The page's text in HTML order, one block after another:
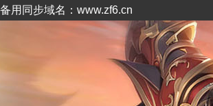
备用同步域名：www.zf6.cn